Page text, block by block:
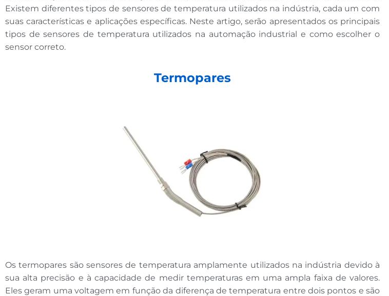
Existem diferentes tipos de sensores de temperatura utilizados na indústria, cada um com
suas características e aplicações específicas. Neste artigo, serão apresentados os principais
tipos de sensores de temperatura utilizados na automação industrial e como escolher o
sensor correto.
Termopares
Os termopares são sensores de temperatura amplamente utilizados na indústria devido à
sua alta precisão e à capacidade de medir temperaturas em uma ampla faixa de valores.
Eles geram uma voltagem em função da diferença de temperatura entre dois pontos e são